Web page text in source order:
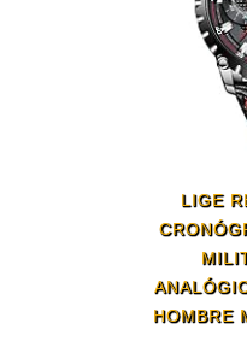
LIGE
HOMBRE